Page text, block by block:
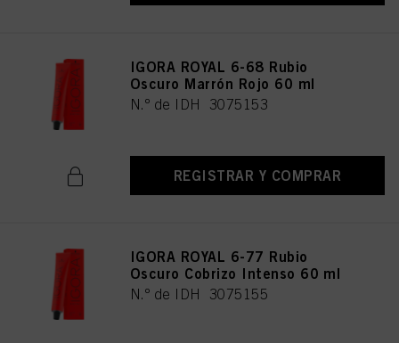
IGORA ROYAL 6-68 Rubio
Oscuro Marrón Rojo 60 ml
N.º de IDH 3075153
REGISTRAR Y COMPRAR
IGORA ROYAL 6-77 Rubio
Oscuro Cobrizo Intenso 60 ml
N.º de IDH 3075155